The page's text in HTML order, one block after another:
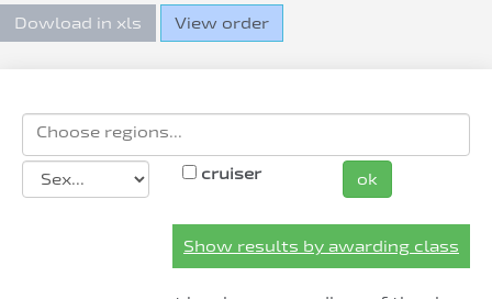
Dowload in xls View order
cruiser ok
Show results by awarding class